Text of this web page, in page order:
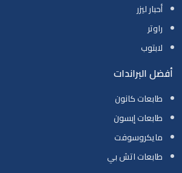
أحبار ليزر
راوتر
لابتوب
أفضل البراندات
طابعات كانون
طابعات إبسون
مايكروسوفت
طابعات اتش بي